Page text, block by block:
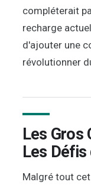
compléterait
recharge
d'ajouter une
révolutionner
Les Gros
Les Défis
Malgré tout